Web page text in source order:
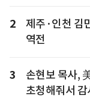
2
제주·인천 김
역전
3
손현보 목사,
초청해줘서